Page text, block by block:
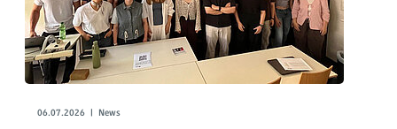
06.07.2026 | News